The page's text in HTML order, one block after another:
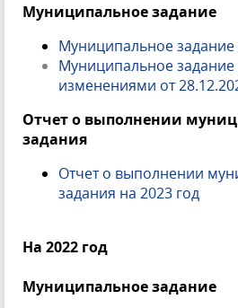
Муниципальное задание
Муниципальное задание
Муниципальное задание
изменениями от
Отчет о выполнении
задания
Отчет о выполнении
задания на 2023 год
На 2022 год
Муниципальное задание